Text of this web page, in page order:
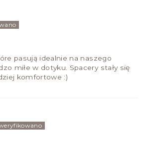
pasują idealnie na naszego
miłe w dotyku. Spacery stały się
komfortowe :)